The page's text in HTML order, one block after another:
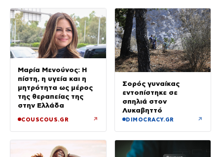
Μαρία Μενούνος: Η
πίστη, η υγεία και η
μητρότητα ως μέρος
της θεραπείας της
στην Ελλάδα
COUSCOUS.GR ↗
Σορός γυναίκας
εντοπίστηκε σε
σπηλιά στον
Λυκαβηττό
DIMOCRACY.GR ↗